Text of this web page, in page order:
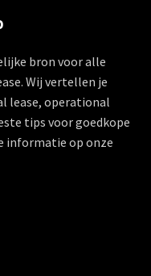
bron voor alle
Wij vertellen je
lease, operational
tips voor goedkope
informatie op onze